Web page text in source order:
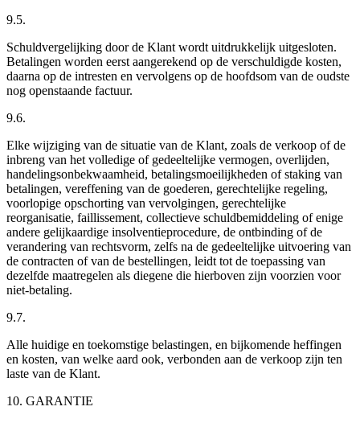
9.5.
Schuldvergelijking door de Klant wordt uitdrukkelijk uitgesloten.
Betalingen worden eerst aangerekend op de verschuldigde kosten,
daarna op de intresten en vervolgens op de hoofdsom van de oudste
nog openstaande factuur.
9.6.
Elke wijziging van de situatie van de Klant, zoals de verkoop of de
inbreng van het volledige of gedeeltelijke vermogen, overlijden,
handelingsonbekwaamheid, betalingsmoeilijkheden of staking van
betalingen, vereffening van de goederen, gerechtelijke regeling,
voorlopige opschorting van vervolgingen, gerechtelijke
reorganisatie, faillissement, collectieve schuldbemiddeling of enige
andere gelijkaardige insolventieprocedure, de ontbinding of de
verandering van rechtsvorm, zelfs na de gedeeltelijke uitvoering van
de contracten of van de bestellingen, leidt tot de toepassing van
dezelfde maatregelen als diegene die hierboven zijn voorzien voor
niet-betaling.
9.7.
Alle huidige en toekomstige belastingen, en bijkomende heffingen
en kosten, van welke aard ook, verbonden aan de verkoop zijn ten
laste van de Klant.
10. GARANTIE